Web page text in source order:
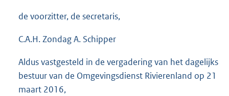
de voorzitter, de secretaris,
C.A.H. Zondag A. Schipper
Aldus vastgesteld in de vergadering van het dagelijks
bestuur van de Omgevingsdienst Rivierenland op 21
maart 2016,